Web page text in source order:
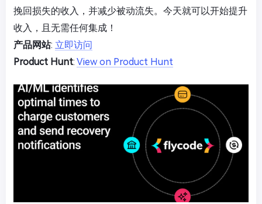
挽回损失的收入，并减少被动流失。今天就可以开始提升
收入，且无需任何集成！
产品网站: 立即访问
Product Hunt: View on Product Hunt